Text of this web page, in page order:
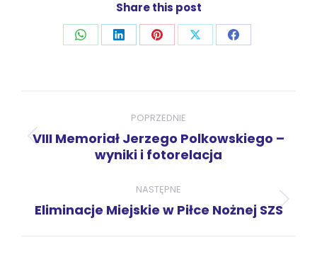
Share this post
UdostępnijUdostępnijUdostępnijUdostępnijUdostępnij
POPRZEDNIE
Poprzedni
wpis:
VIII Memoriał Jerzego Polkowskiego –
wyniki i fotorelacja
NASTĘPNE
Następny
Eliminacje Miejskie w Piłce Nożnej SZS